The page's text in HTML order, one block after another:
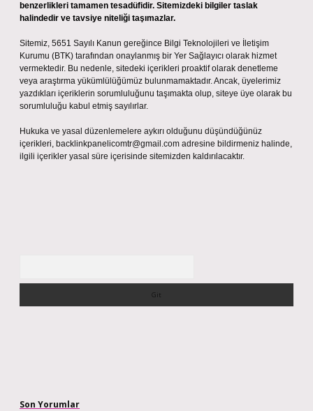
benzerlikleri tamamen tesadüfidir. Sitemizdeki bilgiler taslak
halindedir ve tavsiye niteliği taşımazlar.
Sitemiz, 5651 Sayılı Kanun gereğince Bilgi Teknolojileri ve İletişim
Kurumu (BTK) tarafından onaylanmış bir Yer Sağlayıcı olarak hizmet
vermektedir. Bu nedenle, sitedeki içerikleri proaktif olarak denetleme
veya araştırma yükümlülüğümüz bulunmamaktadır. Ancak, üyelerimiz
yazdıkları içeriklerin sorumluluğunu taşımakta olup, siteye üye olarak bu
sorumluluğu kabul etmiş sayılırlar.
Hukuka ve yasal düzenlemelere aykırı olduğunu düşündüğünüz
içerikleri, backlinkpanelicomtr@gmail.com adresine bildirmeniz halinde,
ilgili içerikler yasal süre içerisinde sitemizden kaldırılacaktır.
Son Yorumlar